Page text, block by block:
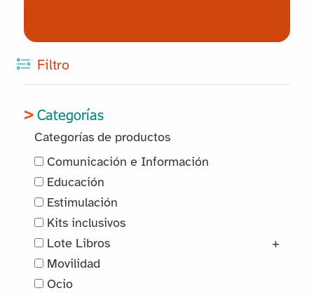
Filtro
Categorías
Categorías de productos
Comunicación e Información
Educación
Estimulación
Kits inclusivos
Lote Libros
+
Movilidad
Ocio